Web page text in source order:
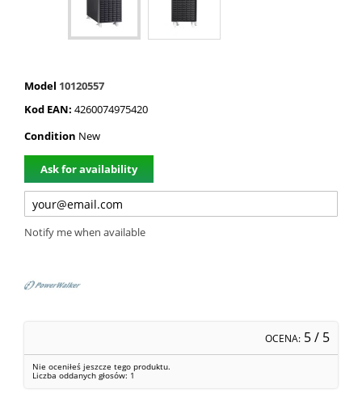
Model 10120557
Kod EAN: 4260074975420
Condition New
Ask for availability
Notify me when available
OCENA: 5/ 5
Nie oceniłeś jeszcze tego produktu.
Liczba oddanych głosów: 1